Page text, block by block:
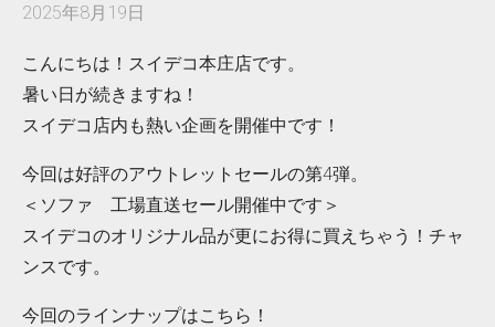
2025年8月19日
こんにちは！スイデコ本庄店です。
暑い日が続きますね！
スイデコ店内も熱い企画を開催中です！
今回は好評のアウトレットセールの第4弾。
＜ソファ 工場直送セール開催中です＞
スイデコのオリジナル品が更にお得に買えちゃう！チャ
ンスです。
今回のラインナップはこちら！